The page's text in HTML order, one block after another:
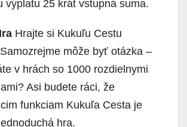
výplatu 25 krát vstupná suma.
Hrajte si Kukuľu Cestu
môže byť otázka –
v hrách so 1000 rozdielnymi
Asi budete ráci, že
funkciam Kukuľa Cesta je
hra.